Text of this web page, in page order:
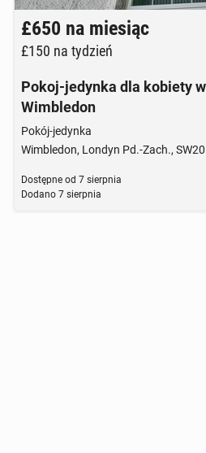
£650 na miesiąc
£150 na tydzień
Pokoj-jedynka dla kobiety
Wimbledon
Pokój-jedynka
Wimbledon, Londyn Pd.-Zach., SW20
Dostępne od 7 sierpnia
Dodano 7 sierpnia